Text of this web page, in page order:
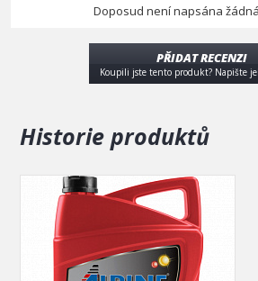
Doposud není napsána
PŘIDAT RECENZI
Koupili jste tento produkt? Napište
Historie produktů